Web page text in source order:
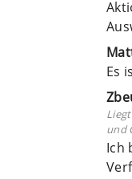
Es
und
Ich